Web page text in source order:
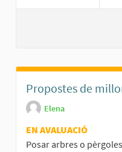
Propostes de
Elena
EN AVALUACIÓ
Posar arbres o